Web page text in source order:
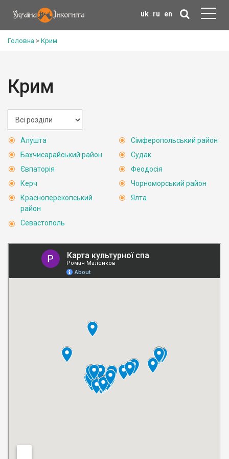
uk ru en
Головна > Крим
Крим
Алушта
Бахчисарайський район
Євпаторія
Керч
Красноперекопський
район
Севастополь
Сімферопольський район
Судак
Феодосія
Чорноморський район
Ялта